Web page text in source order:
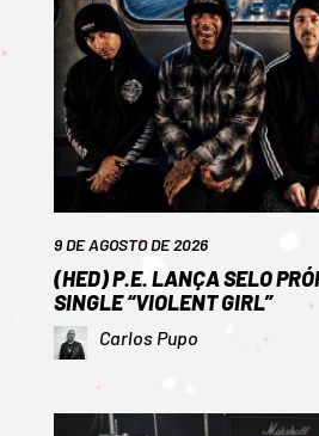
9 DE AGOSTO DE 2026
(HED) P.E. LANÇA SELO
SINGLE “VIOLENT GIRL”
Carlos Pupo